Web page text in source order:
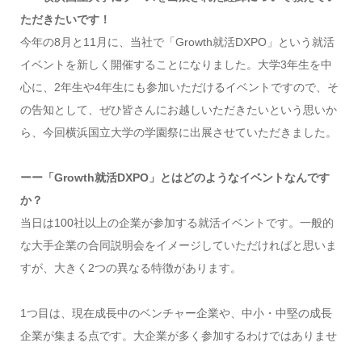
ただきたいです！
今年の8月と11月に、当社で「Growth就活DXPO」という就活
イベントを新しく開催することになりました。大学3年生を中
心に、2年生や4年生にも参加いただけるイベントですので、そ
の告知として、ぜひ皆さんにお越しいただきたいという思いか
ら、今回横浜国立大学の学園祭に出展させていただきました。
ーー「 Growth就活DXPO」とはどのようなイベントなんです
か？
当日は100社以上の企業が参加する就活イベントです。一般的
な大手企業の合同説明会をイメージしていただければと思いま
すが、大きく2つの異なる特徴があります。
1つ目は、現在成長中のベンチャー企業や、中小・中堅の成長
企業が集まる点です。大企業が多く参加するわけではありませ